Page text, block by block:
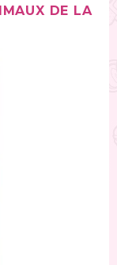
DE LA